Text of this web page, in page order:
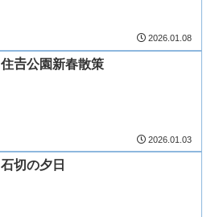
2026.01.08
住𠮷公園新春散策
2026.01.03
石切の夕日